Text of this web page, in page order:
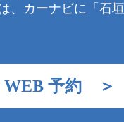
、カーナビに「石
予約 ＞